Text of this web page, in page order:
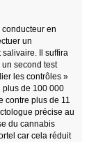
conducteur en
un
Il suffira
un second test
les contrôles »
plus de 100 000
contre plus de 11
précise au
du cannabis
car cela réduit